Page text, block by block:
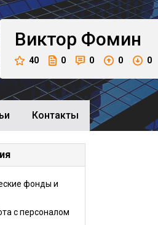
Виктор Фомин
40 0 0 0 0
Контакты
фонды и
с персоналом